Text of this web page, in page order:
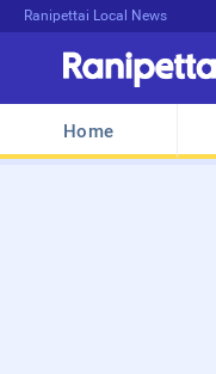
Ranipettai Local News
Home